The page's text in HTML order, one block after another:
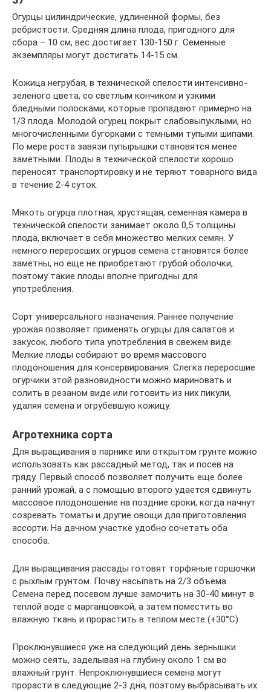
Огурцы цилиндрические, удлиненной формы, без
ребристости. Средняя длина плода, пригодного для
сбора – 10 см, вес достигает 130-150 г. Семенные
экземпляры могут достигать 14-15 см.
Кожица негрубая, в технической спелости интенсивно-
зеленого цвета, со светлым кончиком и узкими
бледными полосками, которые пропадают примерно на
1/3 плода. Молодой огурец покрыт слабовыпуклыми, но
многочисленными бугорками с темными тупыми шипами.
По мере роста завязи пупырышки становятся менее
заметными. Плоды в технической спелости хорошо
переносят транспортировку и не теряют товарного вида
в течение 2-4 суток.
Мякоть огурца плотная, хрустящая, семенная камера в
технической спелости занимает около 0,5 толщины
плода, включает в себя множество мелких семян. У
немного переросших огурцов семена становятся более
заметны, но еще не приобретают грубой оболочки,
поэтому такие плоды вполне пригодны для
употребления.
Сорт универсального назначения. Раннее получение
урожая позволяет применять огурцы для салатов и
закусок, любого типа употребления в свежем виде.
Мелкие плоды собирают во время массового
плодоношения для консервирования. Слегка переросшие
огурчики этой разновидности можно мариновать и
солить в резаном виде или готовить из них пикули,
удаляя семена и огрубевшую кожицу.
Агротехника сорта
Для выращивания в парнике или открытом грунте можно
использовать как рассадный метод, так и посев на
гряду. Первый способ позволяет получить еще более
ранний урожай, а с помощью второго удается сдвинуть
массовое плодоношение на поздние сроки, когда начнут
созревать томаты и другие овощи для приготовления
ассорти. На дачном участке удобно сочетать оба
способа.
Для выращивания рассады готовят торфяные горшочки
с рыхлым грунтом. Почву насыпать на 2/3 объема.
Семена перед посевом лучше замочить на 30-40 минут в
теплой воде с марганцовкой, а затем поместить во
влажную ткань и прорастить в теплом месте (+30°С).
Проклюнувшиеся уже на следующий день зернышки
можно сеять, заделывая на глубину около 1 см во
влажный грунт. Непроклюнувшиеся семена могут
прорасти в следующие 2-3 дня, поэтому выбрасывать их